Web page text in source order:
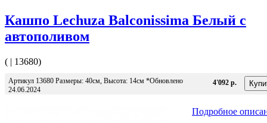
Кашпо Lechuza Balconissima Белый с
автополивом
( | 13680)
Артикул 13680 Размеры: 40см, Высота: 14см *Обновлено
24.06.2024
4'092 р.
Подробное